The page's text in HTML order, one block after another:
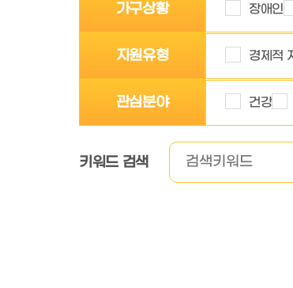
가구상황 장애인
지원유형 경제적
관심분야 건강
키워드 검색